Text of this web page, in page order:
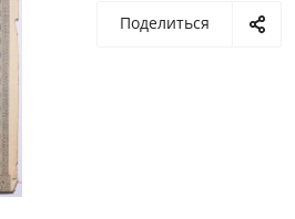
Поделиться